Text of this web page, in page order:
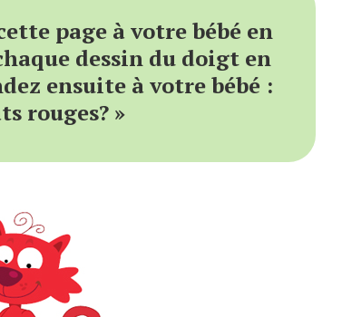
page à votre bébé en
dessin du doigt en
ensuite à votre bébé :
rouges? »